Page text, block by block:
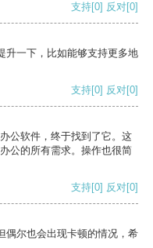
支持[0] 反对[0]
升一下，比如能够支持更多地
支持[0] 反对[0]
公软件，终于找到了它。这
公的所有需求。操作也很简
支持[0] 反对[0]
偶尔也会出现卡顿的情况，希